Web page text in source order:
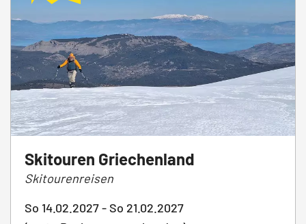
Skitouren Griechenland
Skitourenreisen
So 14.02.2027 - So 21.02.2027